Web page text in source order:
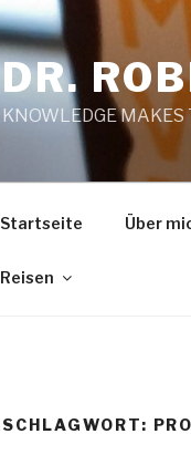
DR.
KNOWLEDGE MAKES
Startseite Über
Reisen
SCHLAGWORT: